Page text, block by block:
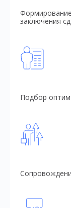
заключения
Подбор